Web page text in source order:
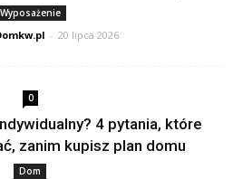
Wyposażenie
- 20 lipca 2026
0
4 pytania, które
zanim kupisz plan domu
Dom